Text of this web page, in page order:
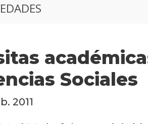
Sociales
2011